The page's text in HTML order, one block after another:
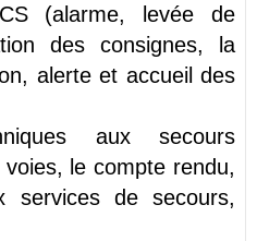
(alarme, levée de
des consignes, la
alerte et accueil des
aux secours
le compte rendu,
services de secours,